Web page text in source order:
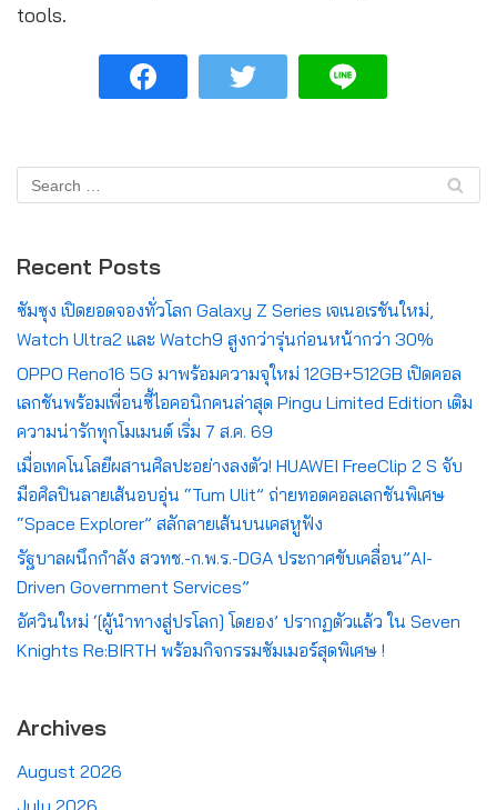
tools.
Recent Posts
ซัมซุง เปิดยอดจองทั่วโลก Galaxy Z Series เจเนอเรชันใหม่,
Watch Ultra2 และ Watch9 สูงกว่ารุ่นก่อนหน้ากว่า 30%
OPPO Reno16 5G มาพร้อมความจุใหม่ 12GB+512GB เปิดคอล
เลกชันพร้อมเพื่อนซี้ไอคอนิกคนล่าสุด Pingu Limited Edition เติม
ความน่ารักทุกโมเมนต์ เริ่ม 7 ส.ค. 69
เมื่อเทคโนโลยีผสานศิลปะอย่างลงตัว! HUAWEI FreeClip 2 S จับ
มือศิลปินลายเส้นอบอุ่น “Tum Ulit” ถ่ายทอดคอลเลกชันพิเศษ
“Space Explorer” สลักลายเส้นบนเคสหูฟัง
รัฐบาลผนึกกำลัง สวทช.-ก.พ.ร.-DGA ประกาศขับเคลื่อน”AI-
Driven Government Services”
อัศวินใหม่ ‘[ผู้นำทางสู่ปรโลก] โดยอง’ ปรากฏตัวแล้ว ใน Seven
Knights Re:BIRTH พร้อมกิจกรรมซัมเมอร์สุดพิเศษ !
Archives
August 2026